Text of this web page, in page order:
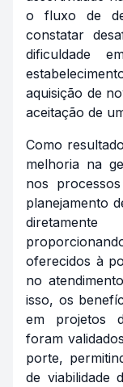
o fluxo de
constatar
dificuldade
aquisição de
aceitação de
Como
melhoria na
nos
planejamento
oferecidos à
no
isso, os
em projetos
foram
porte,
de viabilidade